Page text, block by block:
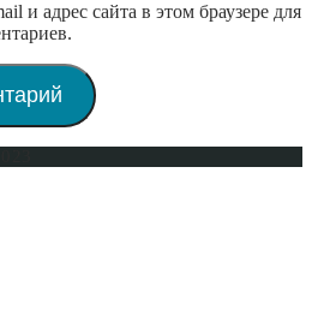
и адрес сайта в этом браузере для